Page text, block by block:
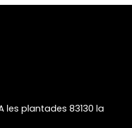
les plantades 83130 la